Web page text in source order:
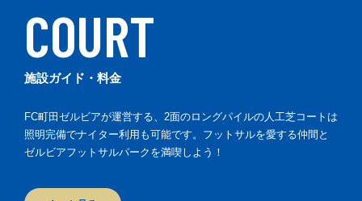
COURT
施設ガイド・料金
FC町田ゼルビアが運営する、2面のロングパイルの人工芝コートは
照明完備でナイター利用も可能です。フットサルを愛する仲間と
ゼルビアフットサルパークを満喫しよう！